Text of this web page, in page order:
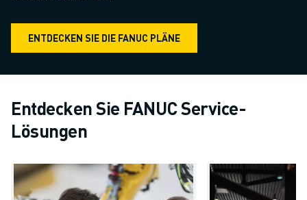
ENTDECKEN SIE DIE FANUC PLÄNE
Entdecken Sie FANUC Service-
Lösungen